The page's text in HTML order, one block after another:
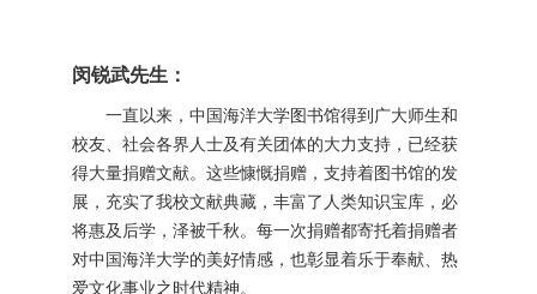
闵锐武先生：
一直以来，中国海洋大学图书馆得到广大师生和
校友、社会各界人士及有关团体的大力支持，已经获
得大量捐赠文献。这些慷慨捐赠，支持着图书馆的发
展，充实了我校文献典藏，丰富了人类知识宝库，必
将惠及后学，泽被千秋。每一次捐赠都寄托着捐赠者
对中国海洋大学的美好情感，也彰显着乐于奉献、热
爱文化事业之时代精神。